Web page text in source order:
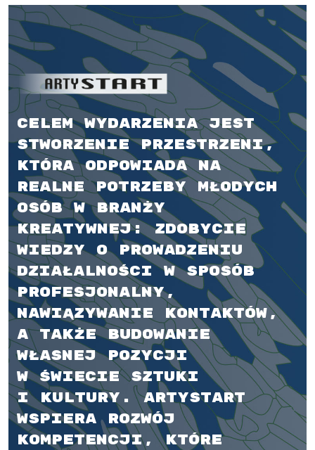
Celem wydarzenia jest
stworzenie przestrzeni,
która odpowiada na
realne potrzeby młodych
osób w branży
kreatywnej: zdobycie
wiedzy o prowadzeniu
działalności w sposób
profesjonalny,
nawiązywanie kontaktów,
a także budowanie
własnej pozycji
w świecie sztuki
i kultury. artySTART
wspiera rozwój
kompetencji, które